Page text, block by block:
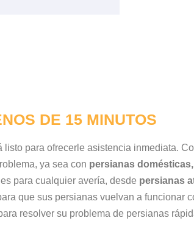
DE 15 MINUTOS
listo para ofrecerle asistencia inmediata.
ya sea con persianas
para cualquier avería, desde persianas
que sus persianas vuelvan a funcionar
resolver su problema de persianas